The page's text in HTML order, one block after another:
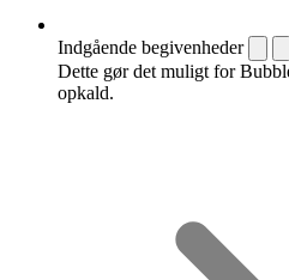
Indgående begivenheder
Dette gør det muligt for
opkald.